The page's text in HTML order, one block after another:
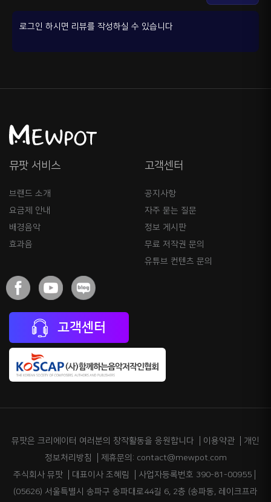
로그인 하시면 리뷰를 작성하실 수 있습니다
뮤팟 서비스
브랜드 소개
요금제 안내
배경음악
효과음
고객센터
공지사항
자주 묻는 질문
정보 게시판
무료 저작권 문의
유튜브 컨텐츠 문의
고객센터
뮤팟은 크리에이터 여러분의 창작활동을 응원합니다 이용약관
개인
정보처리방침
제휴문의: contact@mewpot.com
주식회사 뮤팟
대표이사 조혜림
사업자등록번호 390-81-00955
(05626) 서울특별시 송파구 송파대로44길 6, 2층 (송파동, 레이크프라